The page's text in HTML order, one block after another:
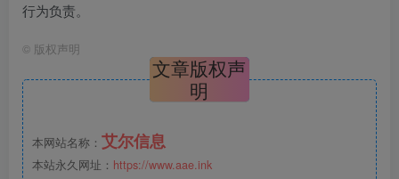
行为负责。
© 版权声明
文章版权声
明
本网站名称： 艾尔信息
本站永久网址： https://www.aae.ink